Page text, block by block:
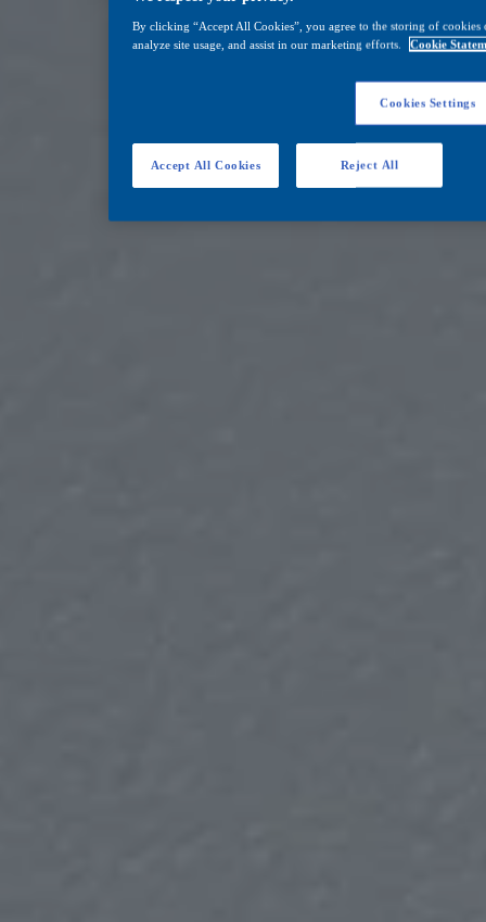
By clicking “Accept All Cookies”, you agree to the storing of
analyze site usage, and assist in our marketing efforts.
Cookie
Cookies Settings
Reject All
Accept All Cookies